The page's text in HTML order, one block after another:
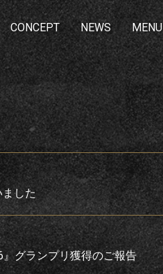
CONCEPT NEWS MENU
した
グランプリ獲得のご報告